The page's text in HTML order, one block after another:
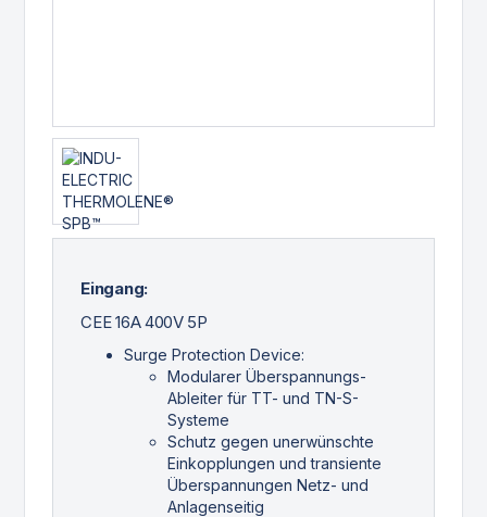
Eingang:
CEE 16A 400V 5P
Surge Protection Device:
Modularer Überspannungs-
Ableiter für TT- und TN-S-
Systeme
Schutz gegen unerwünschte
Einkopplungen und transiente
Überspannungen Netz- und
Anlagenseitig